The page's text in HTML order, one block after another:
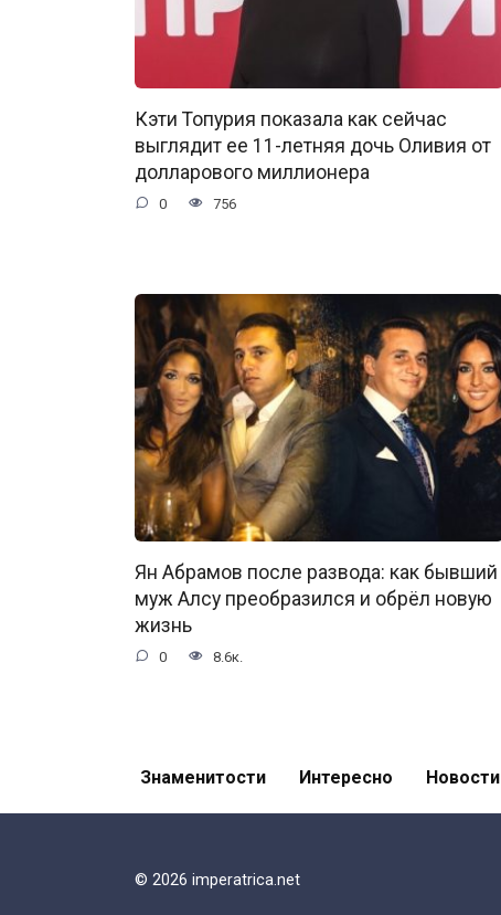
Кэти Топурия показала как сейчас
выглядит ее 11-летняя дочь Оливия от
долларового миллионера
0 756
Ян Абрамов после развода: как бывший
муж Алсу преобразился и обрёл новую
жизнь
0 8.6к.
Знаменитости Интересно Новости
© 2026 imperatrica.net